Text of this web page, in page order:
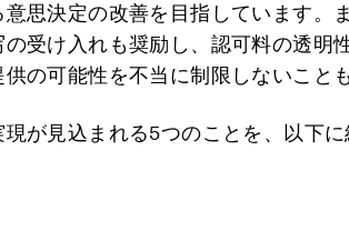
思決定の改善を目指しています。
受け入れも奨励し、認可料の透明
の可能性を不当に制限しないこと
が見込まれる5つのことを、以下に